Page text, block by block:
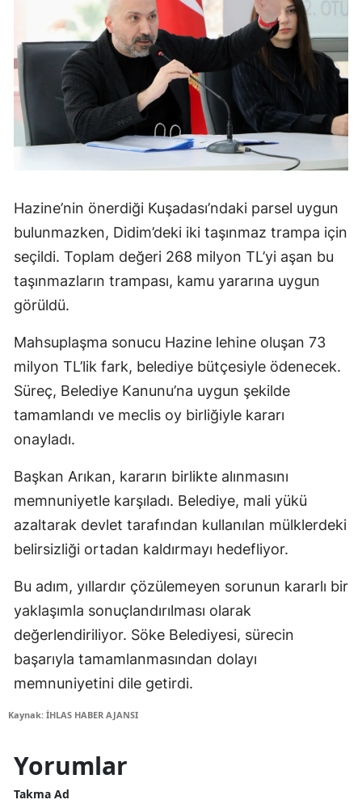
Hazine’nin önerdiği Kuşadası’ndaki parsel uygun
bulunmazken, Didim’deki iki taşınmaz trampa için
seçildi. Toplam değeri 268 milyon TL’yi aşan bu
taşınmazların trampası, kamu yararına uygun
görüldü.
Mahsuplaşma sonucu Hazine lehine oluşan 73
milyon TL’lik fark, belediye bütçesiyle ödenecek.
Süreç, Belediye Kanunu’na uygun şekilde
tamamlandı ve meclis oy birliğiyle kararı
onayladı.
Başkan Arıkan, kararın birlikte alınmasını
memnuniyetle karşıladı. Belediye, mali yükü
azaltarak devlet tarafından kullanılan mülklerdeki
belirsizliği ortadan kaldırmayı hedefliyor.
Bu adım, yıllardır çözülemeyen sorunun kararlı bir
yaklaşımla sonuçlandırılması olarak
değerlendiriliyor. Söke Belediyesi, sürecin
başarıyla tamamlanmasından dolayı
memnuniyetini dile getirdi.
Kaynak: İHLAS HABER AJANSI
Yorumlar
Takma Ad